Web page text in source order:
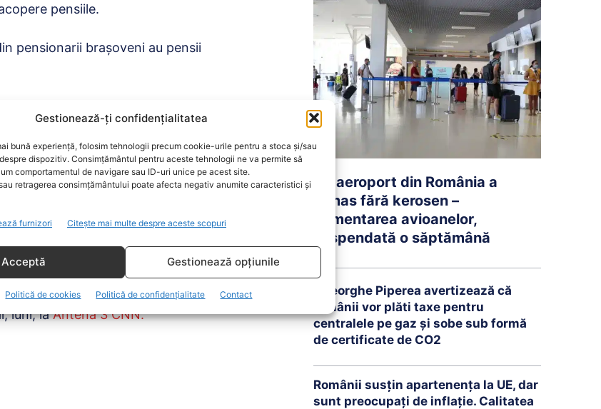
Gestionează-ți confidențialitatea
bună experiență, folosim tehnologii precum cookie-urile pentru a stoca și/sau
dispozitiv. Consimțământul pentru aceste tehnologii ne va permite să
comportamentul de navigare sau ID-uri unice pe acest site.
retragerea consimțământului poate afecta negativ anumite caracteristici și
furnizori Citește mai multe despre aceste scopuri
Acceptă Gestionează opțiunile
Politică de cookies Politică de confidențialitate Contact
pensiile.
pensionarii brașoveni au pensii
pentru plata
astfel de ipoteză, să nu se mai poată
că părinţii şi bunicii noştri merită
niciodată o problemă cu plata
luni, laAntena 3 CNN.
Un aeroport din România a
rămas fără kerosen –
Alimentarea avioanelor,
suspendată o săptămână
Gheorghe Piperea avertizează că
românii vor plăti taxe pentru
centralele pe gaz și sobe sub formă
de certificate de CO2
Românii susțin apartenența la UE, dar
sunt preocupați de inflație. Calitatea